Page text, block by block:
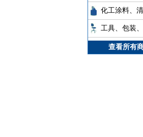
化工涂料、
工具、包装
查看所有